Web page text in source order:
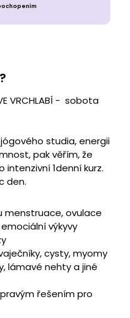
VRCHLABÍ - sobota
studia, energii
pak věřím, že
intenzivní 1denní kurz.
den.
menstruace, ovulace
výkyvy
cysty, myomy
lámavé nehty a jiné
řešením pro